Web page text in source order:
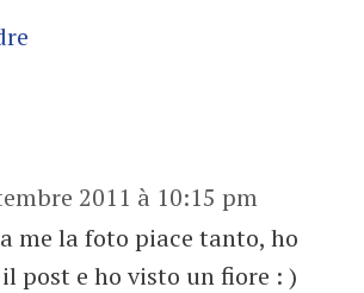
2011 à 10:15 pm
me la foto piace tanto, ho
post e ho visto un fiore : )